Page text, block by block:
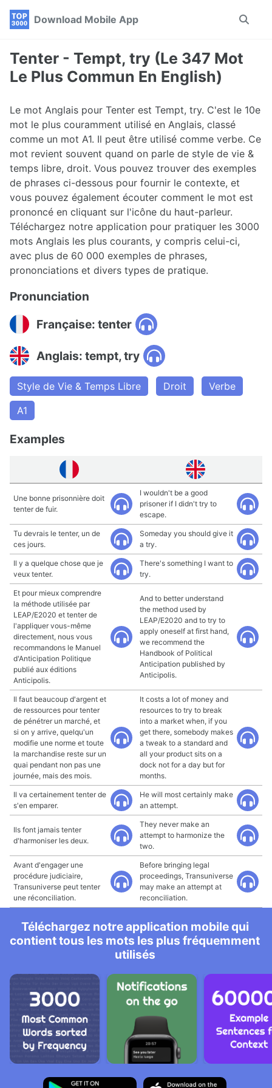
Skip
navigation
Skip
Skip
Download Mobile App
Toggle
Tenter - Tempt, try (Le 347 Mot
Le Plus Commun En English)
Le mot Anglais pour Tenter est Tempt, try. C'est le 10e
mot le plus couramment utilisé en Anglais, classé
comme un mot A1. Il peut être utilisé comme verbe. Ce
mot revient souvent quand on parle de style de vie &
temps libre, droit. Vous pouvez trouver des exemples
de phrases ci-dessous pour fournir le contexte, et
vous pouvez également écouter comment le mot est
prononcé en cliquant sur l'icône du haut-parleur.
Téléchargez notre application pour pratiquer les 3000
mots Anglais les plus courants, y compris celui-ci,
avec plus de 60 000 exemples de phrases,
prononciations et divers types de pratique.
Pronunciation
Française: tenter
Anglais: tempt, try
Style de Vie & Temps Libre Droit
Verbe
A1
Examples
Une bonne prisonnière doit
tenter de fuir.
I wouldn't be a good
prisoner if I didn't try to
escape.
Tu devrais le tenter, un de
ces jours.
Someday you should give it
a try.
Il y a quelque chose que je
veux tenter.
There's something I want to
try.
Et pour mieux comprendre
la méthode utilisée par
LEAP/E2020 et tenter de
l'appliquer vous-même
directement, nous vous
recommandons le Manuel
d'Anticipation Politique
publié aux éditions
Anticipolis.
And to better understand
the method used by
LEAP/E2020 and to try to
apply oneself at first hand,
we recommend the
Handbook of Political
Anticipation published by
Anticipolis.
Il faut beaucoup d'argent et
de ressources pour tenter
de pénétrer un marché, et
si on y arrive, quelqu'un
modifie une norme et toute
la marchandise reste sur un
quai pendant non pas une
journée, mais des mois.
It costs a lot of money and
resources to try to break
into a market when, if you
get there, somebody makes
a tweak to a standard and
all your product sits on a
dock not for a day but for
months.
Il va certainement tenter de
s'en emparer.
He will most certainly make
an attempt.
Ils font jamais tenter
d'harmoniser les deux.
They never make an
attempt to harmonize the
two.
Avant d'engager une
procédure judiciaire,
Transuniverse peut tenter
une réconciliation.
Before bringing legal
proceedings, Transuniverse
may make an attempt at
reconciliation.
Téléchargez notre application mobile qui
contient tous les mots les plus fréquemment
utilisés